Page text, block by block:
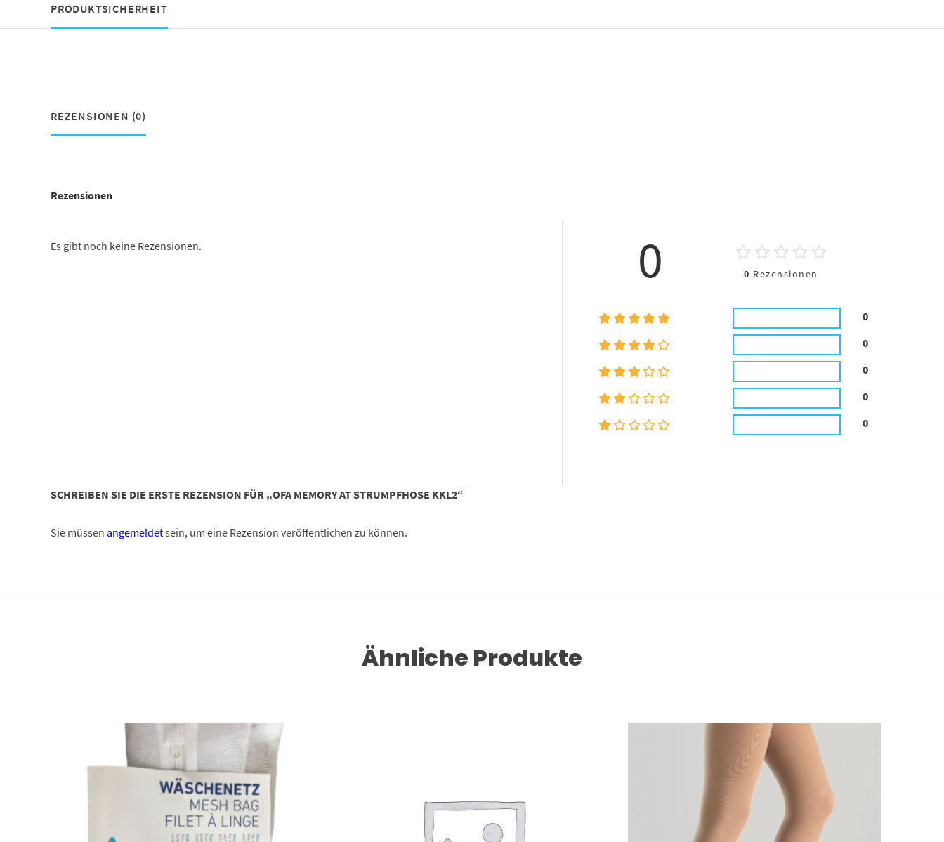
PRODUKTSICHERHEIT
REZENSIONEN (0)
Rezensionen
Es gibt noch keine Rezensionen. 0 0 Rezensionen
0
0
0
0
0
SCHREIBEN SIE DIE ERSTE REZENSION FÜR „OFA MEMORY AT STRUMPFHOSE KKL2“
Sie müssen angemeldetsein, um eine Rezension veröffentlichen zu können.
Ähnliche Produkte
Dieses Produkt weist mehrere Varianten auf. Die Optionen können auf der Produktseite gewählt werden